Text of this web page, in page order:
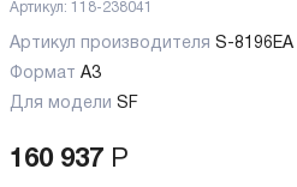
Артикул: 118-238041
Артикул производителя S-8196EA
Формат A3
Для модели SF
160 937 Р